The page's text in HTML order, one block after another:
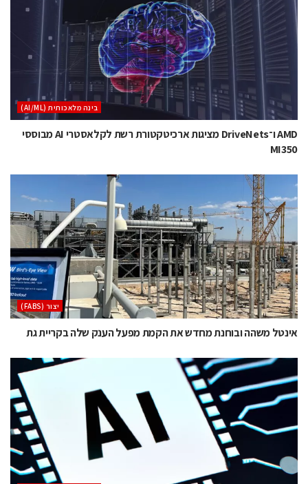
בינה מלאכותית (AI/ML)
AMD ו־DriveNets מציגות ארכיטקטורת רשת לקלאסטרי AI מבוססי
MI350
‫יצור (‪(FABS‬‬
אינטל משהה ובוחנת מחדש את הקמת מפעל הענק שלה בקריית גת